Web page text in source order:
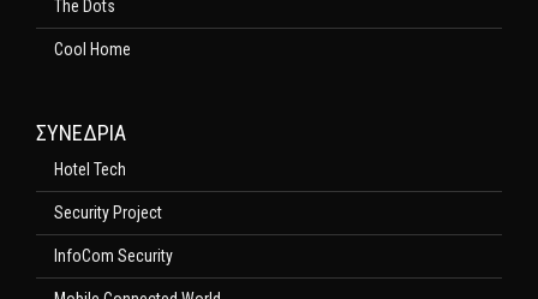
The Dots
Cool Home
ΣΥΝΕΔΡΙΑ
Hotel Tech
Security Project
InfoCom Security